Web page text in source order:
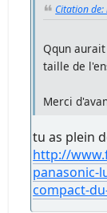
Citation
Qqun
taille de
Merci
tu as plein
http://
panasonic-
compact-